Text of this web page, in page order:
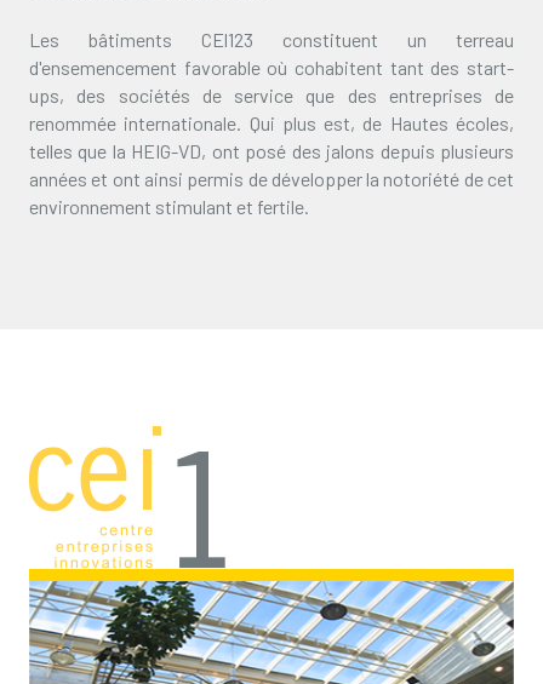
Les bâtiments CEl123 constituent un terreau
d'ensemencement favorable où cohabitent tant des start-
ups, des sociétés de service que des entreprises de
renommée internationale. Qui plus est, de Hautes écoles,
telles que la HEIG-VD, ont posé des jalons depuis plusieurs
années et ont ainsi permis de développer la notoriété de cet
environnement stimulant et fertile.